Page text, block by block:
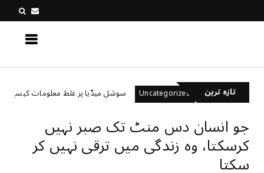
تازہ ترینUncategorized سوشل میڈیا پر غلط معلومات کیسے پہچانیں؟
جو انسان دس منٹ تک صبر نہیں
کرسکتا، وہ زندگی میں ترقی نہیں کر
سکتا